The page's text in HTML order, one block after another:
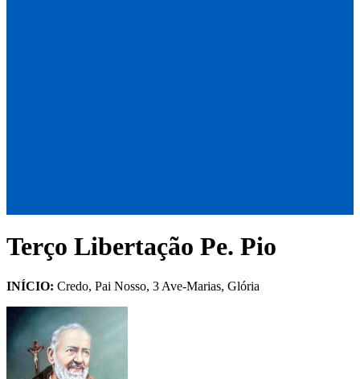
Terço Libertação Pe. Pio
INÍCIO: Credo, Pai Nosso, 3 Ave-Marias, Glória